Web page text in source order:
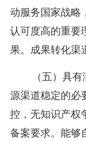
动服务国家战略
认可度高的重要
果。成果转化渠
（五）具
源渠道稳定的必
控，无知识产权
备案要求。能够